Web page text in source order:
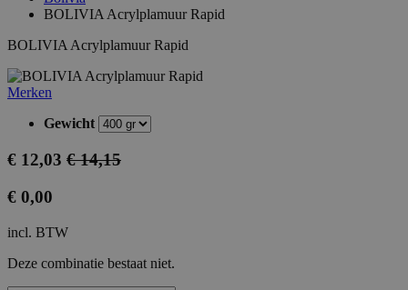
BOLIVIA Acrylplamuur Rapid
BOLIVIA Acrylplamuur Rapid
Merken
Gewicht
€ 12,03 €14,15
€ 0,00
incl. BTW
Deze combinatie bestaat niet.